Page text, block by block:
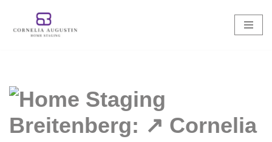
Zum